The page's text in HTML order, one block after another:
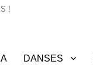
!
DANSES